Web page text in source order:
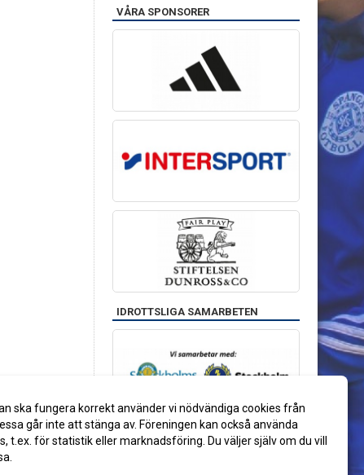
VÅRA SPONSORER
IDROTTSLIGA SAMARBETEN
ska fungera korrekt använder vi nödvändiga cookies från
går inte att stänga av. Föreningen kan också använda
t.ex. för statistik eller marknadsföring. Du väljer själv om du vill